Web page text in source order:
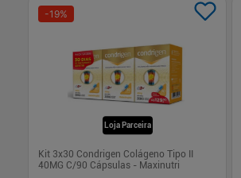
Loja Parceira
-19%
Kit 3x30 Condrigen Colágeno Tipo II
40MG C/90 Cápsulas - Maxinutri